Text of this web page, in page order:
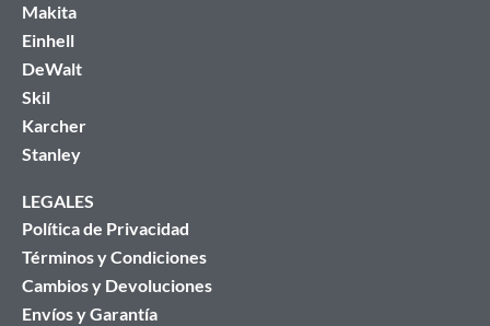
Makita
Einhell
DeWalt
Skil
Karcher
Stanley
LEGALES
Política de Privacidad
Términos y Condiciones
Cambios y Devoluciones
Envíos y Garantía